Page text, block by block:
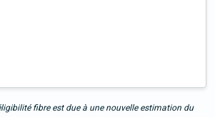
fibre est due à une nouvelle estimation du